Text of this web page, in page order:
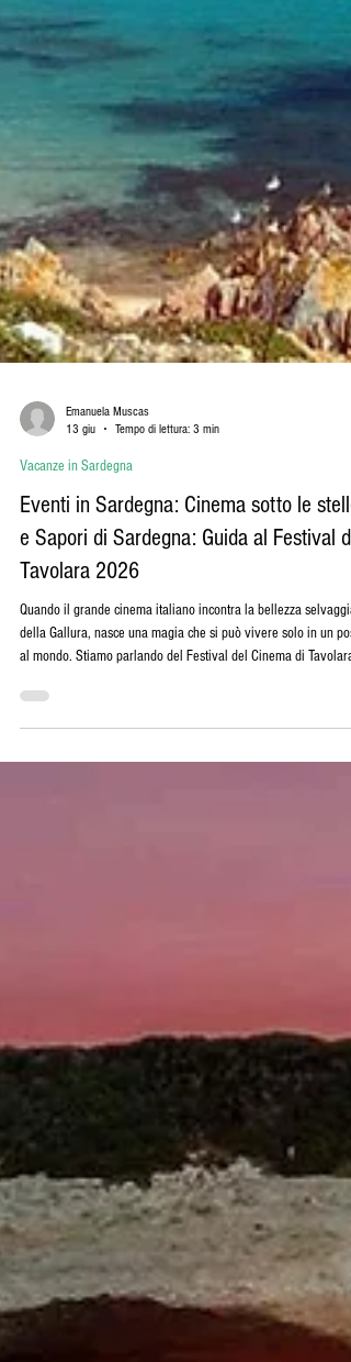
Emanuela Muscas
Tempo di lettura: 3 min
Vacanze in Sardegna
Eventi in Sardegna: Cinema sotto le stelle
e Sapori di Sardegna: Guida al Festival di
Tavolara 2026
Quando il grande cinema italiano incontra la bellezza selvaggia
al mondo. Stiamo parlando del Festival del Cinema di Tavolara
"Una notte in Italia", che quest'anno torna a illuminare le nostre